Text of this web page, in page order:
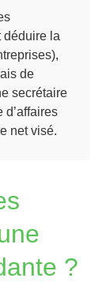
déduire la
de
secrétaire
d’affaires
net visé.
?